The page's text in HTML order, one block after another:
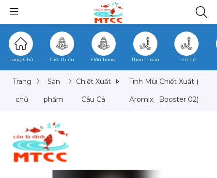
Trang Chủ Giới thiệu Đơn hàng Thanh toán Liên hệ
Trang
chủ
Sản
phẩm
Chiết Xuất
Câu Cá
Tinh Mùi Chiết Xuất (
Aromix_ Booster 02)